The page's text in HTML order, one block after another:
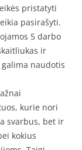
pristatyti
pasirašyti.
5 darbo
ir
naudotis
kurie nori
svarbus, bet ir
kokius